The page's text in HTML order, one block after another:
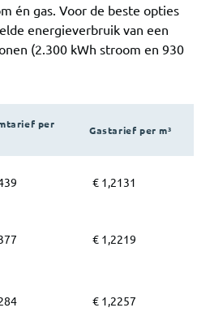
alleen gas februari
zonnepanelen februari
in februari
én gas. Voor de beste opties
energieverbruik van een
(2.300 kWh stroom en 930
per
Gastarief per m³
€ 1,2131
€ 1,2219
€ 1,2257